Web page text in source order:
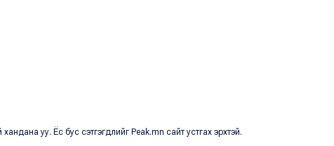
уу. Ёс бус сэтгэгдлийг Peak.mn сайт устгах эрхтэй.